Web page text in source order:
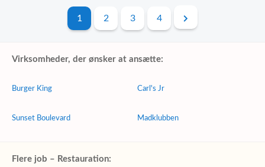
1 2 3 4
Virksomheder, der ønsker at ansætte:
Burger King
Sunset Boulevard
Carl's Jr
Madklubben
Flere job – Restauration: